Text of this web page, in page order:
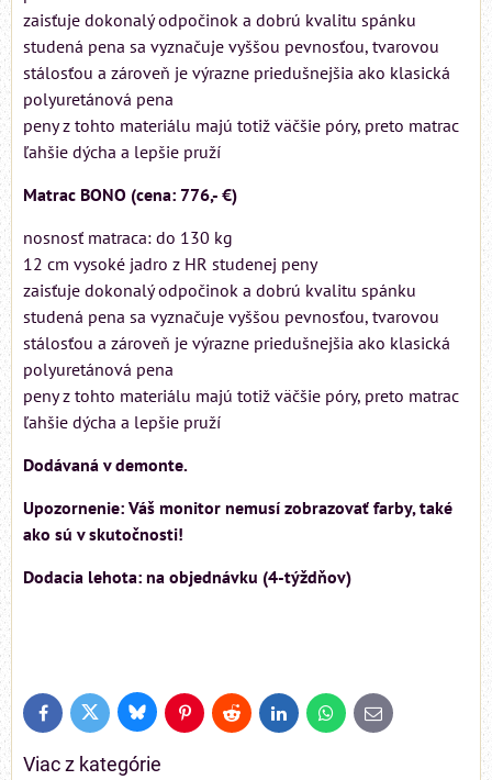
zaisťuje dokonalý odpočinok a dobrú kvalitu spánku
studená pena sa vyznačuje vyššou pevnosťou, tvarovou
stálosťou a zároveň je výrazne priedušnejšia ako klasická
polyuretánová pena
peny z tohto materiálu majú totiž väčšie póry, preto matrac
ľahšie dýcha a lepšie pruží
Matrac BONO (cena: 776,- €)
nosnosť matraca: do 130 kg
12 cm vysoké jadro z HR studenej peny
zaisťuje dokonalý odpočinok a dobrú kvalitu spánku
studená pena sa vyznačuje vyššou pevnosťou, tvarovou
stálosťou a zároveň je výrazne priedušnejšia ako klasická
polyuretánová pena
peny z tohto materiálu majú totiž väčšie póry, preto matrac
ľahšie dýcha a lepšie pruží
Dodávaná v demonte.
Upozornenie: Váš monitor nemusí zobrazovať farby, také
ako sú v skutočnosti!
Dodacia lehota: na objednávku (4-týždňov)
FacebookTwitter BlueskyPinterestReddit LinkedInWhatsApp
E-
mail
Viac z kategórie